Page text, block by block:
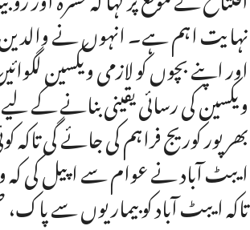
نہایت اہم ہے۔ انہوں نے والدین
اور اپنے بچوں کو لازمی ویکسین
ویکسین کی رسائی یقینی بنانے کے
بھرپور کوریج فراہم کی جائے گی
ایبٹ آباد نے عوام سے اپیل کی کہ
تاکہ ایبٹ آباد کو بیماریوں سے